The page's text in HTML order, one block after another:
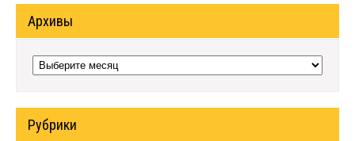
Архивы
Архивы
Рубрики